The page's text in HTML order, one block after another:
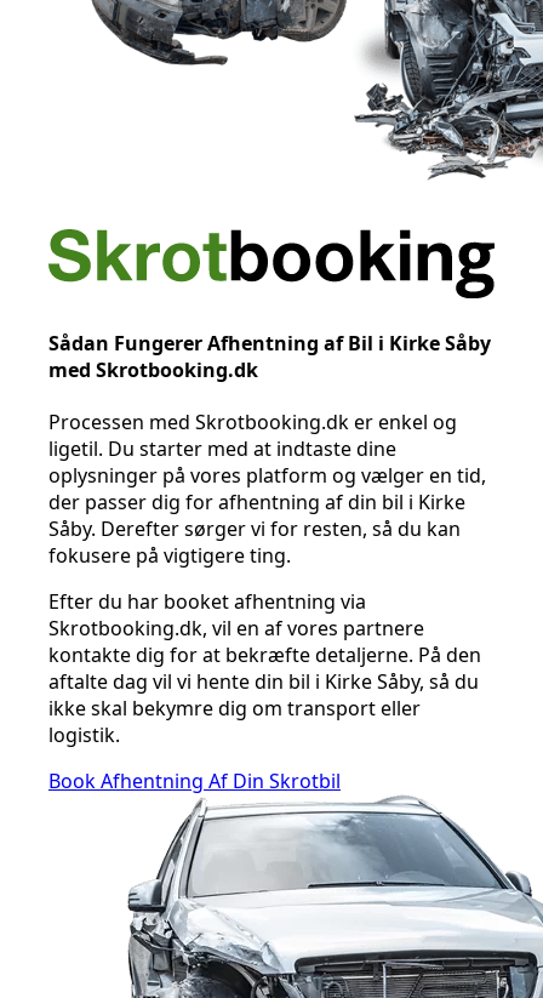
Sådan Fungerer Afhentning af Bil i Kirke Såby
med Skrotbooking.dk
Processen med Skrotbooking.dk er enkel og
ligetil. Du starter med at indtaste dine
oplysninger på vores platform og vælger en tid,
der passer dig for afhentning af din bil i Kirke
Såby. Derefter sørger vi for resten, så du kan
fokusere på vigtigere ting.
Efter du har booket afhentning via
Skrotbooking.dk, vil en af vores partnere
kontakte dig for at bekræfte detaljerne. På den
aftalte dag vil vi hente din bil i Kirke Såby, så du
ikke skal bekymre dig om transport eller
logistik.
Book Afhentning Af Din Skrotbil